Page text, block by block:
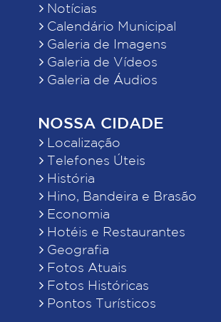
Notícias
Calendário Municipal
Galeria de Imagens
Galeria de Vídeos
Galeria de Áudios
NOSSA CIDADE
Localização
Telefones Úteis
História
Hino, Bandeira e Brasão
Economia
Hotéis e Restaurantes
Geografia
Fotos Atuais
Fotos Históricas
Pontos Turísticos